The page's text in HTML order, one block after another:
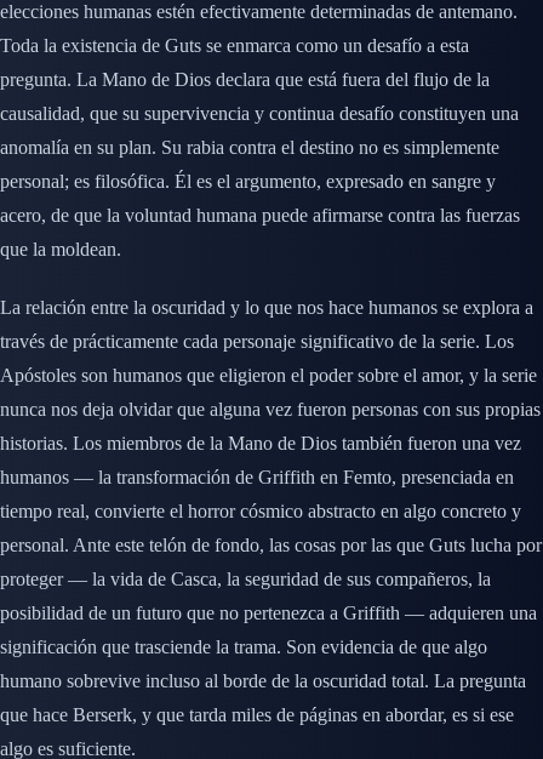
elecciones humanas estén efectivamente determinadas de antemano.
Toda la existencia de Guts se enmarca como un desafío a esta
pregunta. La Mano de Dios declara que está fuera del flujo de la
causalidad, que su supervivencia y continua desafío constituyen una
anomalía en su plan. Su rabia contra el destino no es simplemente
personal; es filosófica. Él es el argumento, expresado en sangre y
acero, de que la voluntad humana puede afirmarse contra las fuerzas
que la moldean.
La relación entre la oscuridad y lo que nos hace humanos se explora a
través de prácticamente cada personaje significativo de la serie. Los
Apóstoles son humanos que eligieron el poder sobre el amor, y la serie
nunca nos deja olvidar que alguna vez fueron personas con sus propias
historias. Los miembros de la Mano de Dios también fueron una vez
humanos — la transformación de Griffith en Femto, presenciada en
tiempo real, convierte el horror cósmico abstracto en algo concreto y
personal. Ante este telón de fondo, las cosas por las que Guts lucha por
proteger — la vida de Casca, la seguridad de sus compañeros, la
posibilidad de un futuro que no pertenezca a Griffith — adquieren una
significación que trasciende la trama. Son evidencia de que algo
humano sobrevive incluso al borde de la oscuridad total. La pregunta
que hace Berserk, y que tarda miles de páginas en abordar, es si ese
algo es suficiente.